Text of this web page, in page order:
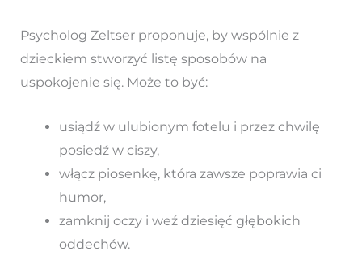
Psycholog Zeltser proponuje, by wspólnie z
dzieckiem stworzyć listę sposobów na
uspokojenie się. Może to być:
usiądź w ulubionym fotelu i przez chwilę
posiedź w ciszy,
włącz piosenkę, która zawsze poprawia ci
humor,
zamknij oczy i weź dziesięć głębokich
oddechów.